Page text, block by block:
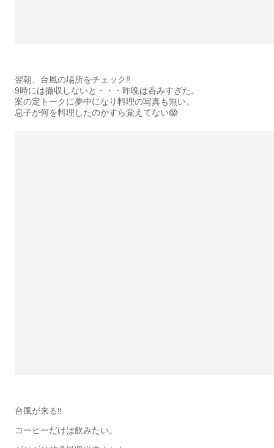
翌朝、台風の場所をチェック‼︎
9時には撤収しないと・・・昨晩は呑みすぎた。
案の定トークに夢中になり料理の写真も無い。
息子が何を料理したのかすら覚えてない😱
台風が来る‼︎
コーヒーだけは飲みたい。